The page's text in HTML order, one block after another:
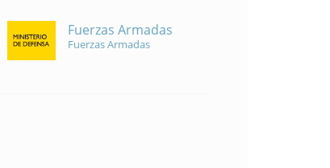
Fuerzas Armadas
Fuerzas Armadas